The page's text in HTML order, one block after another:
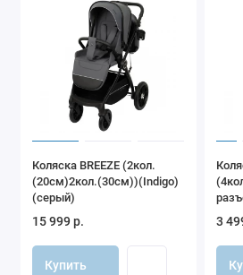
Коляска BREEZE (2кол.
(20см)2кол.(30см))(Indigo)
(серый)
15 999 р.
Купить
3